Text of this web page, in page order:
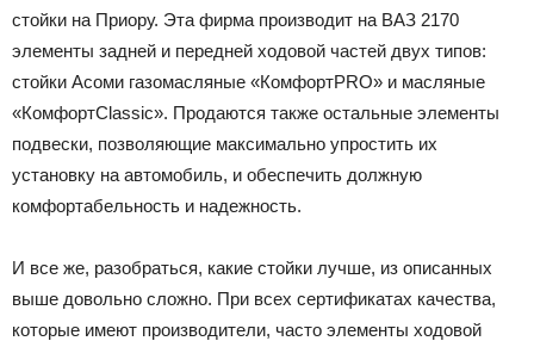
стойки на Приору. Эта фирма производит на ВАЗ 2170
элементы задней и передней ходовой частей двух типов:
стойки Асоми газомасляные «КомфортPRO» и масляные
«КомфортClassic». Продаются также остальные элементы
подвески, позволяющие максимально упростить их
установку на автомобиль, и обеспечить должную
комфортабельность и надежность.
И все же, разобраться, какие стойки лучше, из описанных
выше довольно сложно. При всех сертификатах качества,
которые имеют производители, часто элементы ходовой